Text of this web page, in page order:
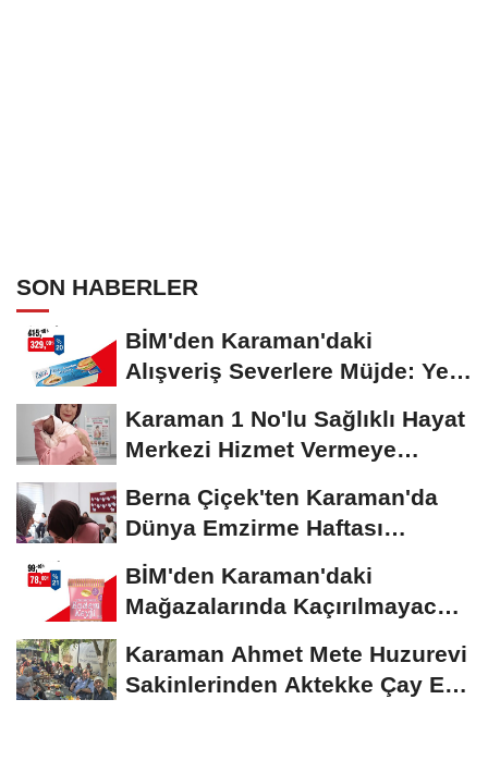
SON HABERLER
BİM'den Karaman'daki
Alışveriş Severlere Müjde: Yeni
Karaman 1 No'lu Sağlıklı Hayat
Merkezi Hizmet Vermeye
Berna Çiçek'ten Karaman'da
Dünya Emzirme Haftası
Etkinliğine Ziyaret
BİM'den Karaman'daki
Mağazalarında Kaçırılmayacak
Karaman Ahmet Mete Huzurevi
Sakinlerinden Aktekke Çay Evi